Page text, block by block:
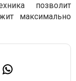
позволит
максимально